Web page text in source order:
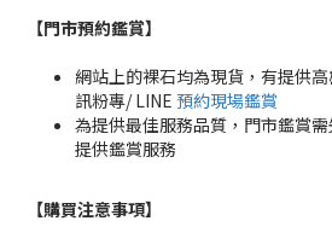
【門市預約鑑賞】
網站上的裸石均為現貨，有提供
訊粉專/ LINE 預約現場鑑賞
為提供最佳服務品質，門市鑑賞
提供鑑賞服務
【購買注意事項】